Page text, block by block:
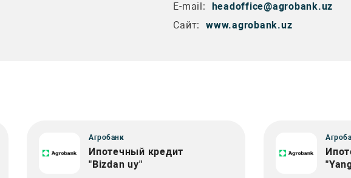
E-mail:
headoffice@agrobank.uz
Сайт:
www.agrobank.uz
Агробанк
Ипотечный кредит
"Bizdan uy"